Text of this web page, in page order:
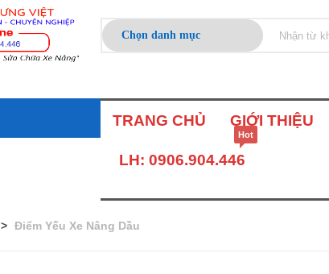
TRANG CHỦ GIỚI THIỆU
LH: 0906.904.446
Hot
Điểm Yếu Xe Nâng Dầu